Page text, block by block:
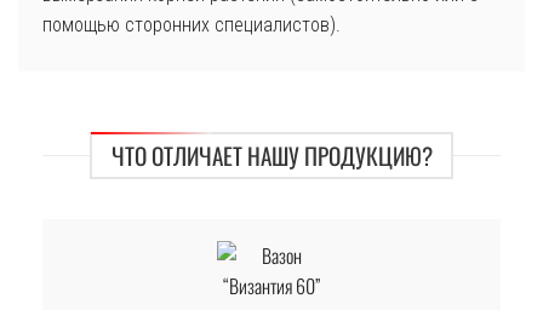
помощью сторонних специалистов).
ЧТО ОТЛИЧАЕТ НАШУ ПРОДУКЦИЮ?